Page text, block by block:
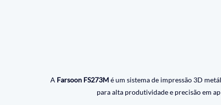
A Farsoon FS273M é um sistema de impressão 3D
para alta produtividade e precisão em